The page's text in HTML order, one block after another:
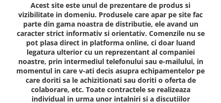
Educationale si interactive
Tunele
Echipamente dinamice
Tiroliene
Trambuline
Jocuri cu nisip
Echipamente de catarat
Trasee echilibristica
Oferte echipamente de joaca
Gradinite
Oferte Horeca
Oferte Personalizate
Acest site este unul de prezentare de produs si
vizibilitate in domeniu. Produsele care apar pe site fac
parte din gama noastra de distributie, ele avand un
caracter strict informativ si orientativ. Comenzile nu se
pot plasa direct in platforma online, ci doar luand
legatura ulterior cu un reprezentant al companiei
noastre, prin intermediul telefonului sau e-mailului, in
momentul in care v-ati decis asupra echipamentelor pe
care doriti sa le achizitionati sau doriti o oferta de
colaborare, etc. Toate contractele se realizeaza
individual in urma unor intalniri si a discutiilor